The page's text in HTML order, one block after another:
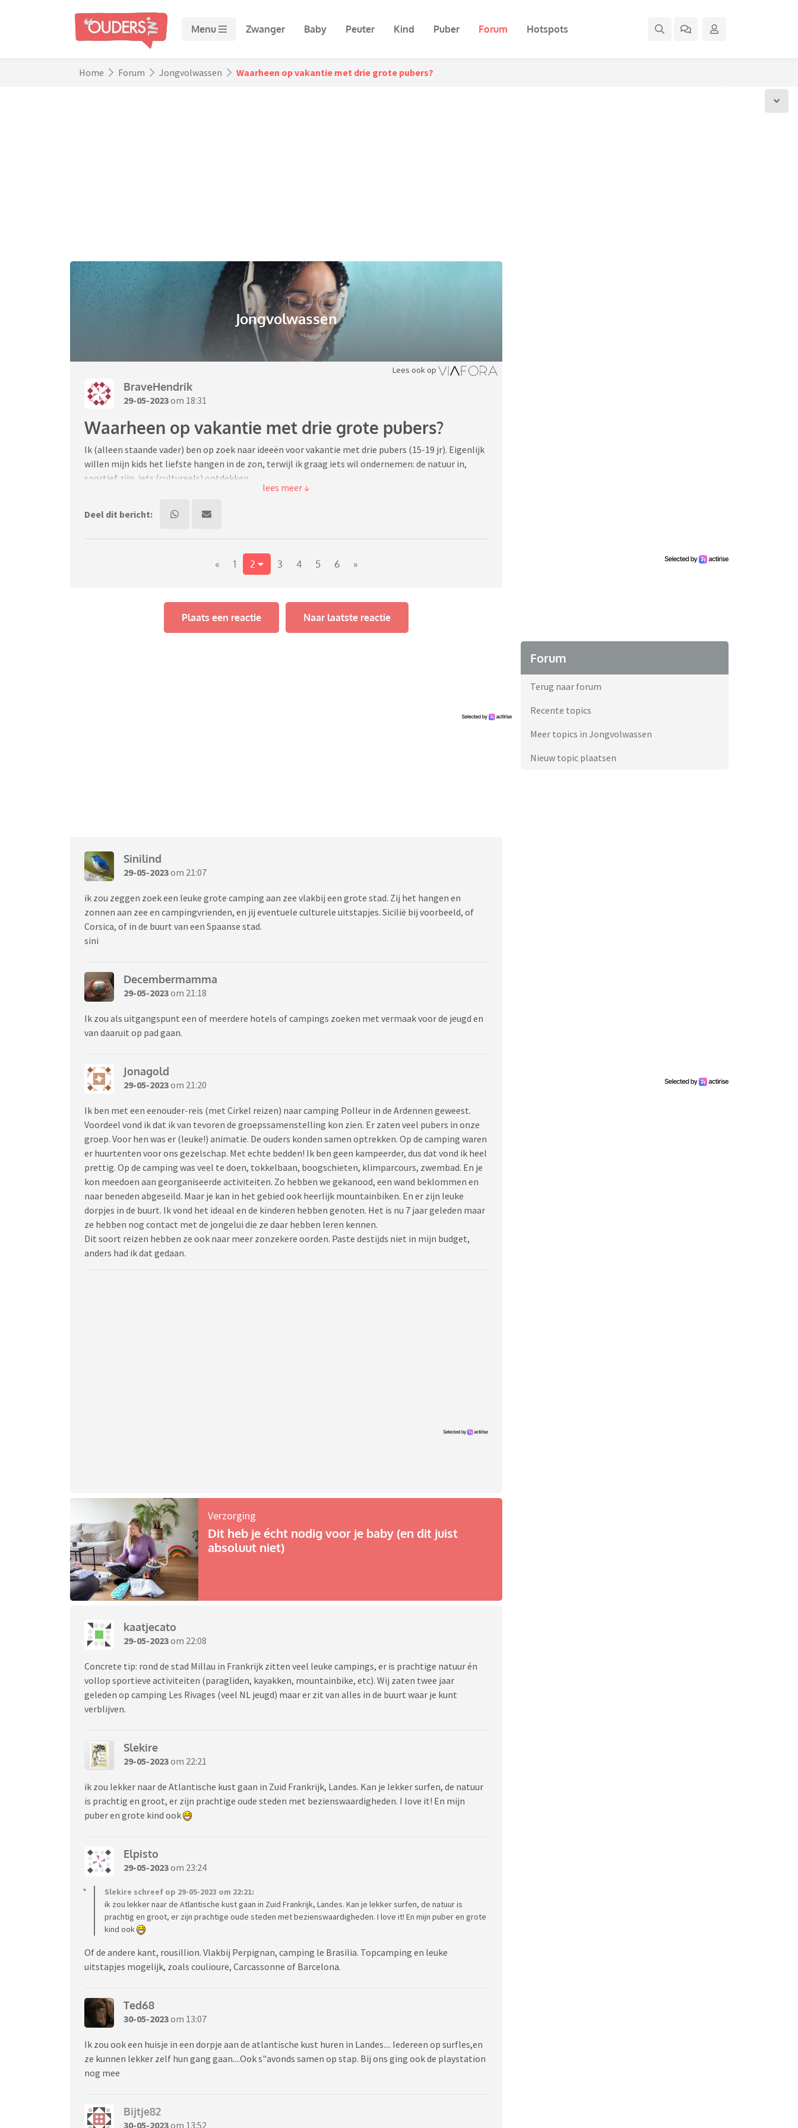
Menu Zwanger Baby Peuter Kind Puber Forum Hotspots
Home Forum Jongvolwassen Waarheen op vakantie met drie grote pubers?
Jongvolwassen
Lees ook op
BraveHendrik
29-05-2023om 18:31
Waarheen op vakantie met drie grote pubers?
Ik (alleen staande vader) ben op zoek naar ideeën voor vakantie met drie pubers (15-19 jr). Eigenlijk
willen mijn kids het liefste hangen in de zon, terwijl ik graag iets wil ondernemen: de natuur in,
sportief zijn, iets (cultureels) ontdekken.
Kids komen niet met ideeën en mijn ideeën worden alleen maar afgeschoten. Ik vind het jammer
Voorwaarde is natuurlijk dat er WiFi is. Natuurlijk is er een budget beperking maar dat wil ik niet
Deel dit bericht:
« 1 2 3 4 5 6 »
Plaats een reactie Naar laatste reactie
Sinilind
29-05-2023om 21:07
ik zou zeggen zoek een leuke grote camping aan zee vlakbij een grote stad. Zij het hangen en
zonnen aan zee en campingvrienden, en jij eventuele culturele uitstapjes. Sicilië bij voorbeeld, of
Corsica, of in de buurt van een Spaanse stad.
sini
Decembermamma
29-05-2023om 21:18
Ik zou als uitgangspunt een of meerdere hotels of campings zoeken met vermaak voor de jeugd en
van daaruit op pad gaan.
Jonagold
29-05-2023om 21:20
Ik ben met een eenouder-reis (met Cirkel reizen) naar camping Polleur in de Ardennen geweest.
Voordeel vond ik dat ik van tevoren de groepssamenstelling kon zien. Er zaten veel pubers in onze
groep. Voor hen was er (leuke!) animatie. De ouders konden samen optrekken. Op de camping waren
er huurtenten voor ons gezelschap. Met echte bedden! Ik ben geen kampeerder, dus dat vond ik heel
prettig. Op de camping was veel te doen, tokkelbaan, boogschieten, klimparcours, zwembad. En je
kon meedoen aan georganiseerde activiteiten. Zo hebben we gekanood, een wand beklommen en
naar beneden abgeseild. Maar je kan in het gebied ook heerlijk mountainbiken. En er zijn leuke
dorpjes in de buurt. Ik vond het ideaal en de kinderen hebben genoten. Het is nu 7 jaar geleden maar
ze hebben nog contact met de jongelui die ze daar hebben leren kennen.
Dit soort reizen hebben ze ook naar meer zonzekere oorden. Paste destijds niet in mijn budget,
anders had ik dat gedaan.
Verzorging
Dit heb je écht nodig voor je baby (en dit juist
absoluut niet)
kaatjecato
29-05-2023om 22:08
Concrete tip: rond de stad Millau in Frankrijk zitten veel leuke campings, er is prachtige natuur én
vollop sportieve activiteiten (paragliden, kayakken, mountainbike, etc). Wij zaten twee jaar
geleden op camping Les Rivages (veel NL jeugd) maar er zit van alles in de buurt waar je kunt
verblijven.
Slekire
29-05-2023om 22:21
ik zou lekker naar de Atlantische kust gaan in Zuid Frankrijk, Landes. Kan je lekker surfen, de natuur
is prachtig en groot, er zijn prachtige oude steden met bezienswaardigheden. I love it! En mijn
puber en grote kind ook
Elpisto
29-05-2023om 23:24
Slekire schreef op 29-05-2023 om 22:21:
ik zou lekker naar de Atlantische kust gaan in Zuid Frankrijk, Landes. Kan je lekker surfen, de natuur is
prachtig en groot, er zijn prachtige oude steden met bezienswaardigheden. I love it! En mijn puber en grote
kind ook
Of de andere kant, rousillion. Vlakbij Perpignan, camping le Brasilia. Topcamping en leuke
uitstapjes mogelijk, zoals coulioure, Carcassonne of Barcelona.
Ted68
30-05-2023om 13:07
Ik zou ook een huisje in een dorpje aan de atlantische kust huren in Landes.... Iedereen op surfles,en
ze kunnen lekker zelf hun gang gaan....Ook s"avonds samen op stap. Bij ons ging ook de playstation
nog mee
Bijtje82
30-05-2023om 13:52
Forum
Terug naar forum
Recente topics
Meer topics in Jongvolwassen
Nieuw topic plaatsen